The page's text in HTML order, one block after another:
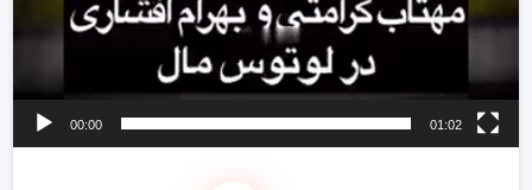
00:00 01:02